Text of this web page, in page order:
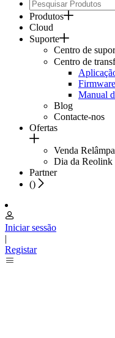
Produtos
Cloud
Suporte
Centro de
Centro de
Firmware
Manual
Blog
Contacte-nos
Ofertas
Venda
Dia da Reolink
Partner
()
Iniciar sessão
|
Registar